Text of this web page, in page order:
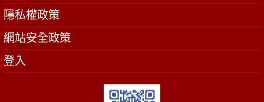
隱私權政策
網站安全政策
登入